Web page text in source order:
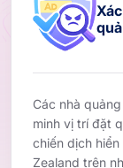
Các nhà
minh vị trí đặt
chiến dịch
Zealand trên